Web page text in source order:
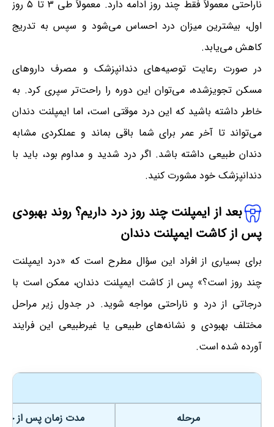
ناراحتی معمولاً فقط چند روز ادامه دارد. معمولاً طی ۳ تا ۵ روز
اول، بیشترین میزان درد احساس می‌شود و سپس به تدریج
کاهش می‌یابد.
در صورت رعایت توصیه‌های دندانپزشک و مصرف داروهای
مسکن تجویزشده، می‌توان این دوره را راحت‌تر سپری کرد. به
خاطر داشته باشید که این درد موقتی است، اما ایمپلنت دندان
می‌تواند تا آخر عمر برای شما باقی بماند و عملکردی مشابه
دندان طبیعی داشته باشد. اگر درد شدید و مداوم بود، باید با
دندانپزشک خود مشورت کنید.
بعد از ایمپلنت چند روز درد داریم؟ روند بهبودی
پس از کاشت ایمپلنت دندان
برای بسیاری از افراد این سؤال مطرح است که «درد ایمپلنت
چند روز است؟» پس از کاشت ایمپلنت دندان، ممکن است با
درجاتی از درد و ناراحتی مواجه شوید. در جدول زیر مراحل
مختلف بهبودی و نشانه‌های طبیعی یا غیرطبیعی این فرایند
آورده شده است.
مرحله
مدت زمان پس از